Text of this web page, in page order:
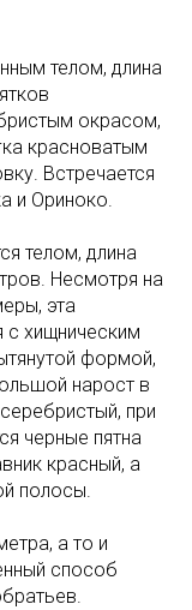
телом, длина
окрасом,
красноватым
Встречается
и Ориноко.
телом, длина
Несмотря на
эта
с хищническим
формой,
нарост в
при
черные пятна
красный, а
полосы.
а то и
способ